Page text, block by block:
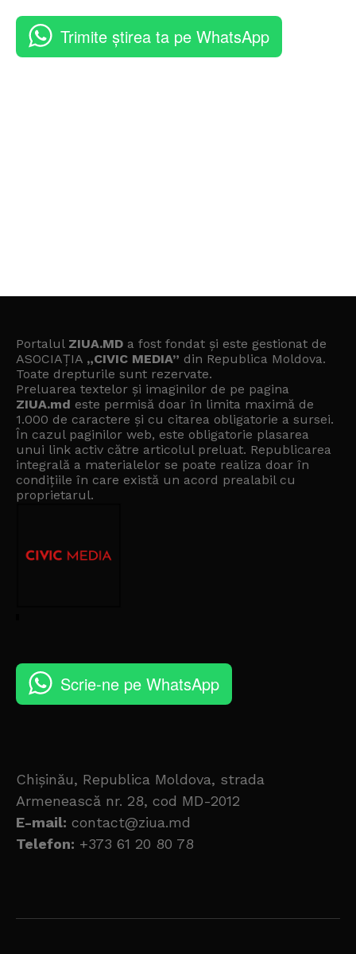
Trimite știrea ta pe WhatsApp
Portalul ZIUA.MD a fost fondat și este gestionat de
ASOCIAȚIA „CIVIC MEDIA” din Republica Moldova.
Toate drepturile sunt rezervate.
Preluarea textelor și imaginilor de pe pagina
ZIUA.md este permisă doar în limita maximă de
1.000 de caractere și cu citarea obligatorie a sursei.
În cazul paginilor web, este obligatorie plasarea
unui link activ către articolul preluat. Republicarea
integrală a materialelor se poate realiza doar în
condițiile în care există un acord prealabil cu
proprietarul.
Scrie-ne pe WhatsApp
Chișinău, Republica Moldova, strada
Armenească nr. 28, cod MD-2012
E-mail: contact@ziua.md
Telefon: +373 61 20 80 78